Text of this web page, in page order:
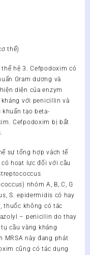
thể)
hệ 3. Cefpodoxim có
Gram dương và
diện của enzym
kháng với penicillin và
tạo beta-
Cefpodoxim bị bất
sự tổng hợp vách tế
hoạt lực đối với cầu
nhóm A, B, C, G
S. epidermidis có hay
thuốc không có tác
– penicilin do thay
cầu vàng kháng
MRSA này đang phát
cũng có tác dụng